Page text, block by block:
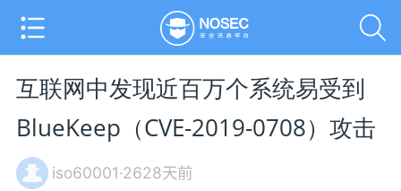
互联网中发现近百万个系统易受到
BlueKeep（CVE-2019-0708）攻击
iso60001·2628天前